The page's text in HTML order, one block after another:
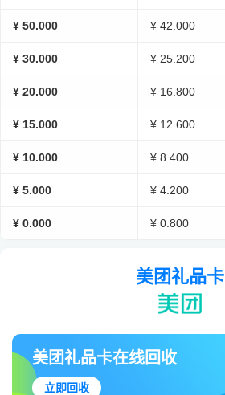
¥ 50.000 ¥ 42.000
¥ 30.000 ¥ 25.200
¥ 20.000 ¥ 16.800
¥ 15.000 ¥ 12.600
¥ 10.000 ¥ 8.400
¥ 5.000 ¥ 4.200
¥ 0.000 ¥ 0.800
美团礼品卡
美团礼品卡在线回收
立即回收